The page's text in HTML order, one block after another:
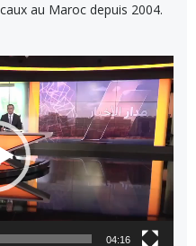
au Maroc depuis 2004.
04:16